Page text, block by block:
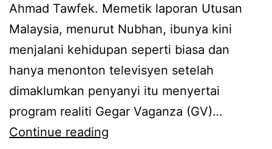
h
p
u
t
u
s
,
Ahmad Tawfek. Memetik laporan Utusan
Malaysia, menurut Nubhan, ibunya kini
menjalani kehidupan seperti biasa dan
hanya menonton televisyen setelah
dimaklumkan penyanyi itu menyertai
program realiti Gegar Vaganza (GV)…
Continue reading